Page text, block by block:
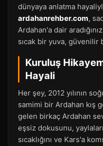
dünyaya anlatma
ardahanrehber.com,
Ardahan'a dair
sıcak bir yuva, güvenilir
Kuruluş
Hayali
Her şey, 2012 yılının
samimi bir Ardahan kış
gelen birkaç Ardahan
eşsiz dokusunu,
sıcaklığını ve Kars'a